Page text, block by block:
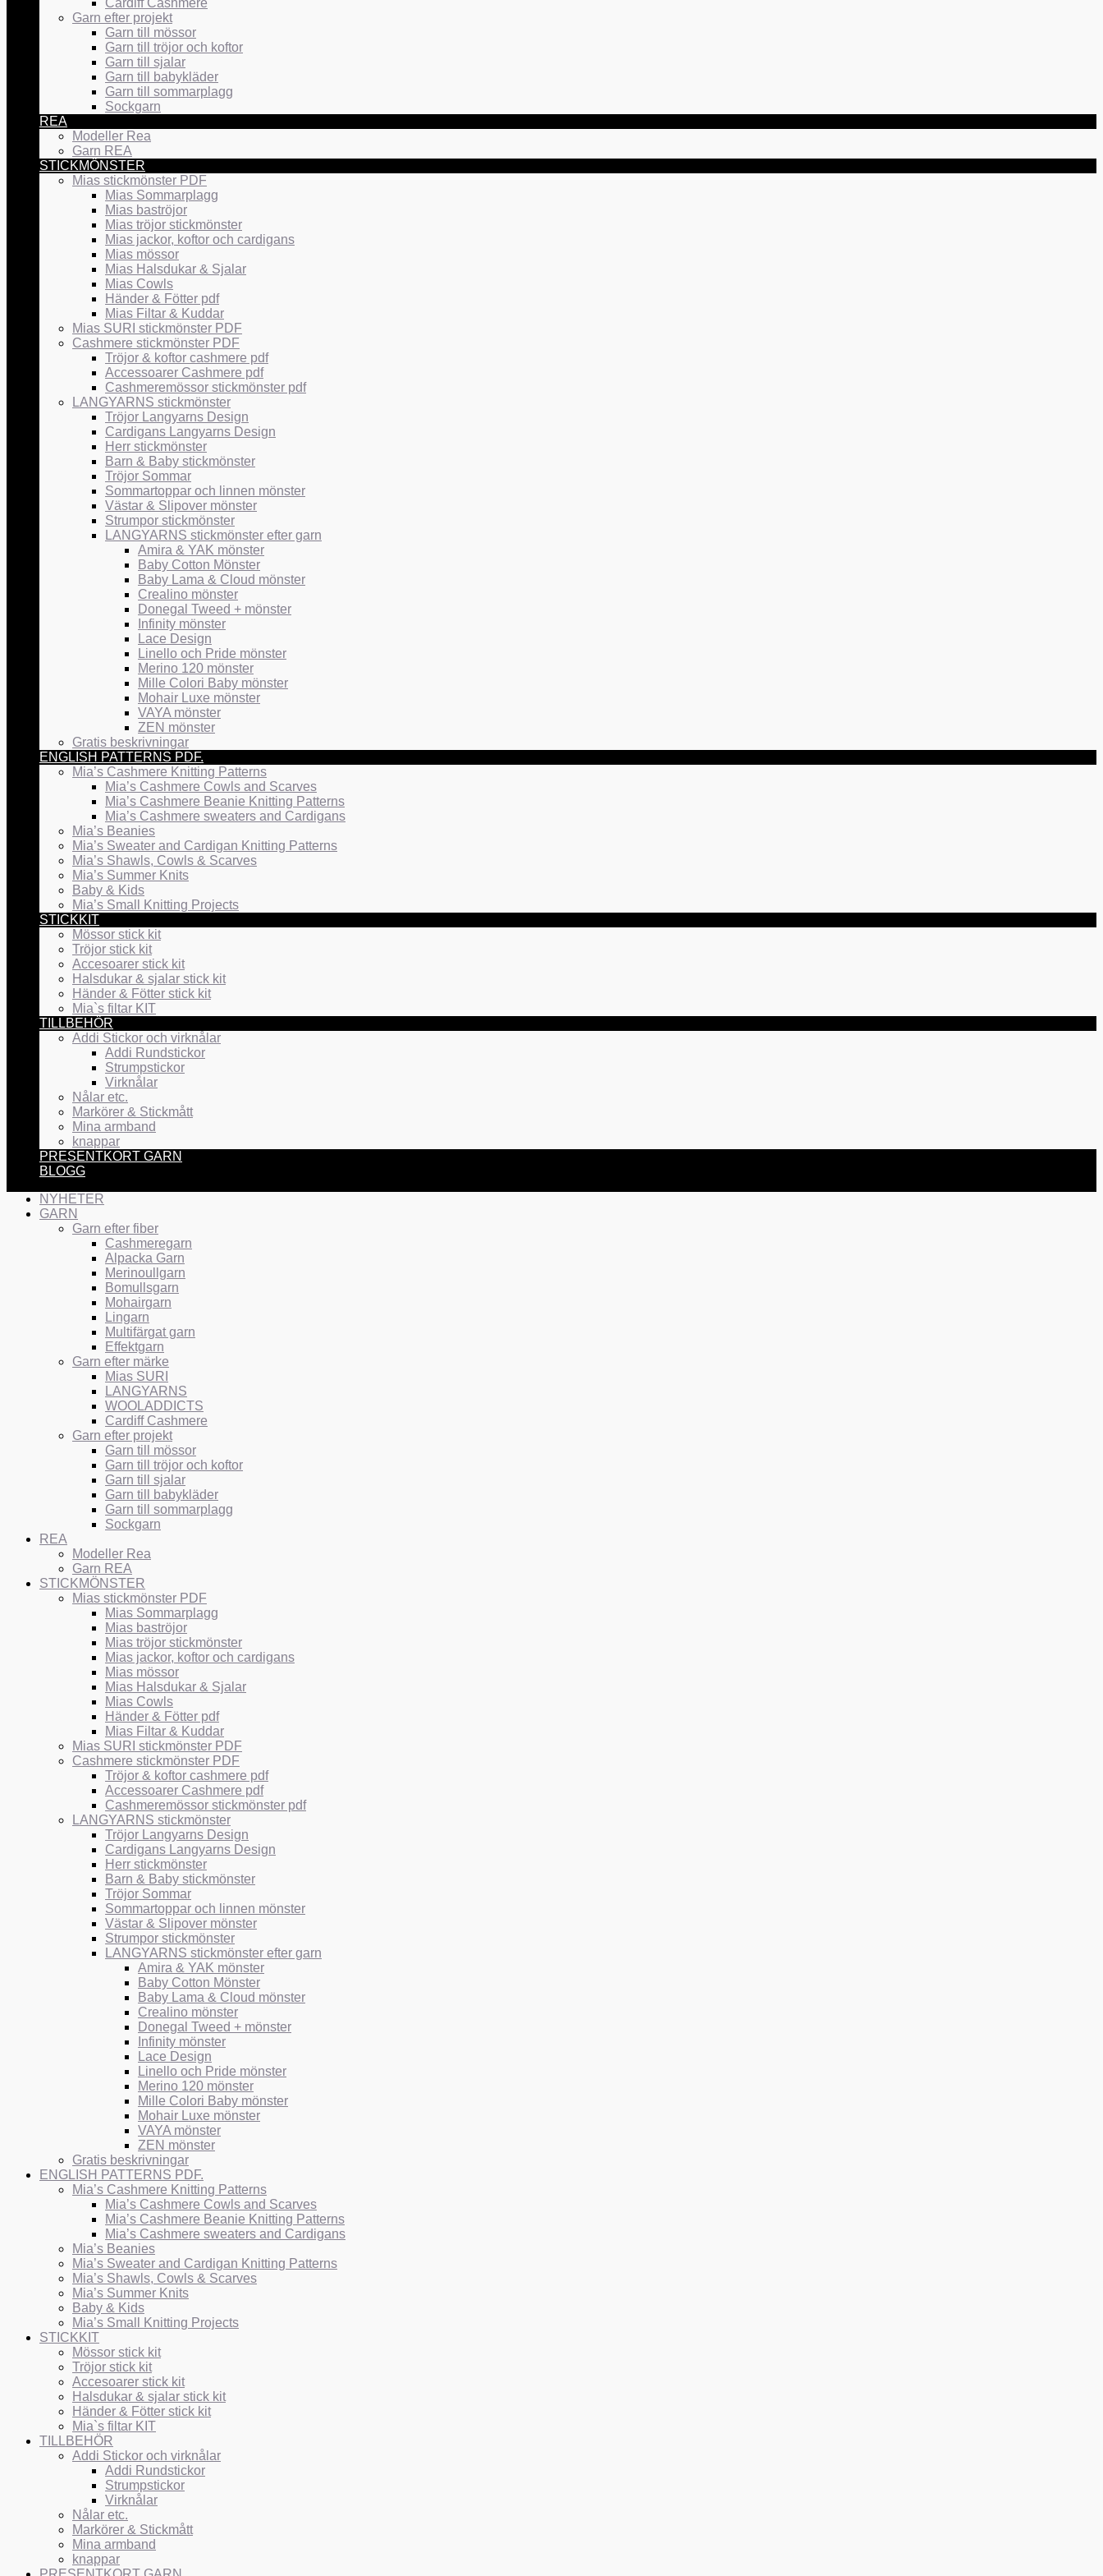
Cardiff Cashmere
Garn efter projekt
Garn till mössor
Garn till tröjor och koftor
Garn till sjalar
Garn till babykläder
Garn till sommarplagg
Sockgarn
REA
Modeller Rea
Garn REA
STICKMÖNSTER
Mias stickmönster PDF
Mias Sommarplagg
Mias baströjor
Mias tröjor stickmönster
Mias jackor, koftor och cardigans
Mias mössor
Mias Halsdukar & Sjalar
Mias Cowls
Händer & Fötter pdf
Mias Filtar & Kuddar
Mias SURI stickmönster PDF
Cashmere stickmönster PDF
Tröjor & koftor cashmere pdf
Accessoarer Cashmere pdf
Cashmeremössor stickmönster pdf
LANGYARNS stickmönster
Tröjor Langyarns Design
Cardigans Langyarns Design
Herr stickmönster
Barn & Baby stickmönster
Tröjor Sommar
Sommartoppar och linnen mönster
Västar & Slipover mönster
Strumpor stickmönster
LANGYARNS stickmönster efter garn
Amira & YAK mönster
Baby Cotton Mönster
Baby Lama & Cloud mönster
Crealino mönster
Donegal Tweed + mönster
Infinity mönster
Lace Design
Linello och Pride mönster
Merino 120 mönster
Mille Colori Baby mönster
Mohair Luxe mönster
VAYA mönster
ZEN mönster
Gratis beskrivningar
ENGLISH PATTERNS PDF.
Mia’s Cashmere Knitting Patterns
Mia’s Cashmere Cowls and Scarves
Mia’s Cashmere Beanie Knitting Patterns
Mia’s Cashmere sweaters and Cardigans
Mia’s Beanies
Mia’s Sweater and Cardigan Knitting Patterns
Mia’s Shawls, Cowls & Scarves
Mia’s Summer Knits
Baby & Kids
Mia’s Small Knitting Projects
STICKKIT
Mössor stick kit
Tröjor stick kit
Accesoarer stick kit
Halsdukar & sjalar stick kit
Händer & Fötter stick kit
Mia`s filtar KIT
TILLBEHÖR
Addi Stickor och virknålar
Addi Rundstickor
Strumpstickor
Virknålar
Nålar etc.
Markörer & Stickmått
Mina armband
knappar
PRESENTKORT GARN
BLOGG
NYHETER
GARN
Garn efter fiber
Cashmeregarn
Alpacka Garn
Merinoullgarn
Bomullsgarn
Mohairgarn
Lingarn
Multifärgat garn
Effektgarn
Garn efter märke
Mias SURI
LANGYARNS
WOOLADDICTS
Cardiff Cashmere
Garn efter projekt
Garn till mössor
Garn till tröjor och koftor
Garn till sjalar
Garn till babykläder
Garn till sommarplagg
Sockgarn
REA
Modeller Rea
Garn REA
STICKMÖNSTER
Mias stickmönster PDF
Mias Sommarplagg
Mias baströjor
Mias tröjor stickmönster
Mias jackor, koftor och cardigans
Mias mössor
Mias Halsdukar & Sjalar
Mias Cowls
Händer & Fötter pdf
Mias Filtar & Kuddar
Mias SURI stickmönster PDF
Cashmere stickmönster PDF
Tröjor & koftor cashmere pdf
Accessoarer Cashmere pdf
Cashmeremössor stickmönster pdf
LANGYARNS stickmönster
Tröjor Langyarns Design
Cardigans Langyarns Design
Herr stickmönster
Barn & Baby stickmönster
Tröjor Sommar
Sommartoppar och linnen mönster
Västar & Slipover mönster
Strumpor stickmönster
LANGYARNS stickmönster efter garn
Amira & YAK mönster
Baby Cotton Mönster
Baby Lama & Cloud mönster
Crealino mönster
Donegal Tweed + mönster
Infinity mönster
Lace Design
Linello och Pride mönster
Merino 120 mönster
Mille Colori Baby mönster
Mohair Luxe mönster
VAYA mönster
ZEN mönster
Gratis beskrivningar
ENGLISH PATTERNS PDF.
Mia’s Cashmere Knitting Patterns
Mia’s Cashmere Cowls and Scarves
Mia’s Cashmere Beanie Knitting Patterns
Mia’s Cashmere sweaters and Cardigans
Mia’s Beanies
Mia’s Sweater and Cardigan Knitting Patterns
Mia’s Shawls, Cowls & Scarves
Mia’s Summer Knits
Baby & Kids
Mia’s Small Knitting Projects
STICKKIT
Mössor stick kit
Tröjor stick kit
Accesoarer stick kit
Halsdukar & sjalar stick kit
Händer & Fötter stick kit
Mia`s filtar KIT
TILLBEHÖR
Addi Stickor och virknålar
Addi Rundstickor
Strumpstickor
Virknålar
Nålar etc.
Markörer & Stickmått
Mina armband
knappar